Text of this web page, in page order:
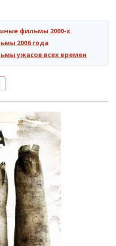
фильмы 2000-х
2006 года
ужасов всех времен